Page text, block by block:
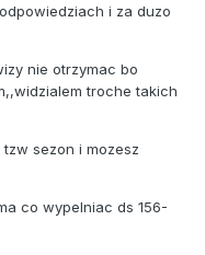
i za duzo
nie otrzymac bo
troche takich
sezon i mozesz
co wypelniac ds 156-